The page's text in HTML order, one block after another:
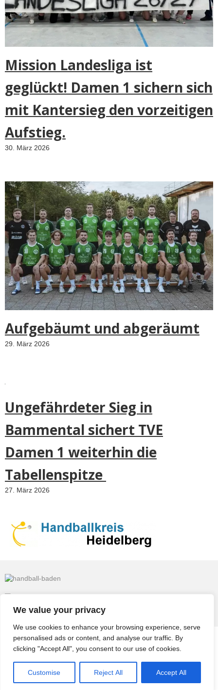
We value your privacy
We use cookies to enhance your browsing experience, serve
personalised ads or content, and analyse our traffic. By
clicking "Accept All", you consent to our use of cookies.
Customise Reject All Accept All
Mission Landesliga ist
geglückt! Damen 1 sichern sich
mit Kantersieg den vorzeitigen
Aufstieg.
30. März 2026
Aufgebäumt und abgeräumt
29. März 2026
Ungefährdeter Sieg in
Bammental sichert TVE
Damen 1 weiterhin die
Tabellenspitze
27. März 2026
Impressum & Datenschutz
Datenschutzerklärung
Archiv
Kontakt Ergebnisse Kalender Anfahrt